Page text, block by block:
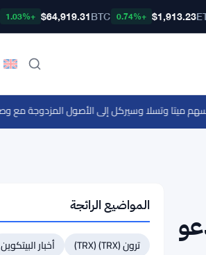
$1,913.23
+0.74%
BTC
$64,919.31
+1.03%
المواضيع الرائجة
ترون (TRX) (TRX)
أخبار البيتكوين